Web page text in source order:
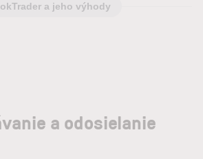
a jeho výhody
a odosielanie